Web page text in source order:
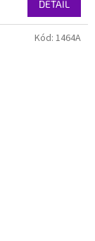
DETAIL
Kód: 1464A